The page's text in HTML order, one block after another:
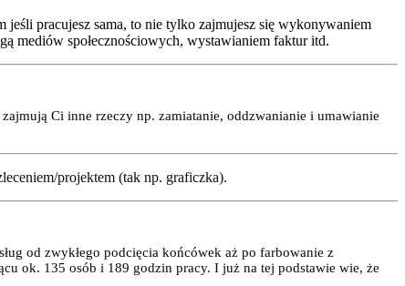
jeśli pracujesz sama, to nie tylko zajmujesz się wykonywaniem
mediów społecznościowych, wystawianiem faktur itd.
Ci inne rzeczy np. zamiatanie, oddzwanianie i umawianie
projektem (tak np. graficzka).
od zwykłego podcięcia końcówek aż po farbowanie z
ok. 135 osób i 189 godzin pracy. I już na tej podstawie wie, że